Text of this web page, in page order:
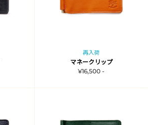
再入荷
マネークリップ
¥16,500 -